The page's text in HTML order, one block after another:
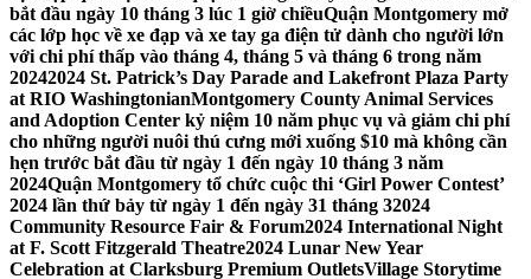
bắt đầu ngày 10 tháng 3 lúc 1 giờ chiềuQuận Montgomery mở
các lớp học về xe đạp và xe tay ga điện tử dành cho người lớn
với chi phí thấp vào tháng 4, tháng 5 và tháng 6 trong năm
20242024 St. Patrick’s Day Parade and Lakefront Plaza Party
at RIO WashingtonianMontgomery County Animal Services
and Adoption Center kỷ niệm 10 năm phục vụ và giảm chi phí
cho những người nuôi thú cưng mới xuống $10 mà không cần
hẹn trước bắt đầu từ ngày 1 đến ngày 10 tháng 3 năm
2024Quận Montgomery tổ chức cuộc thi ‘Girl Power Contest’
2024 lần thứ bảy từ ngày 1 đến ngày 31 tháng 32024
Community Resource Fair & Forum2024 International Night
at F. Scott Fitzgerald Theatre2024 Lunar New Year
Celebration at Clarksburg Premium OutletsVillage Storytime